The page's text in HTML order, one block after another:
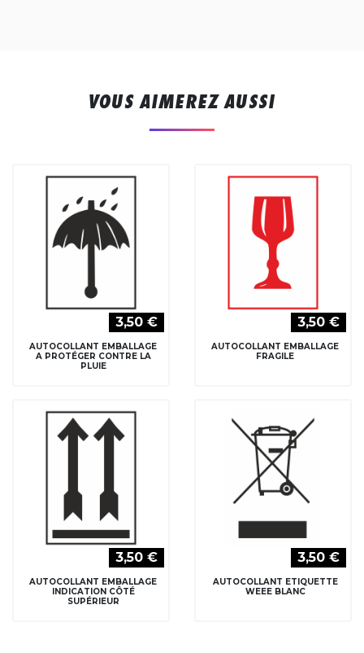
VOUS AIMEREZ AUSSI
3,50 €
AUTOCOLLANT EMBALLAGE
A PROTÉGER CONTRE LA
PLUIE
3,50 €
AUTOCOLLANT EMBALLAGE
FRAGILE
3,50 €
AUTOCOLLANT EMBALLAGE
INDICATION CÔTÉ
SUPÉRIEUR
3,50 €
AUTOCOLLANT ETIQUETTE
WEEE BLANC